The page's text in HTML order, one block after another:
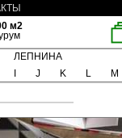
м2
ЛЕПНИНА
J K L M